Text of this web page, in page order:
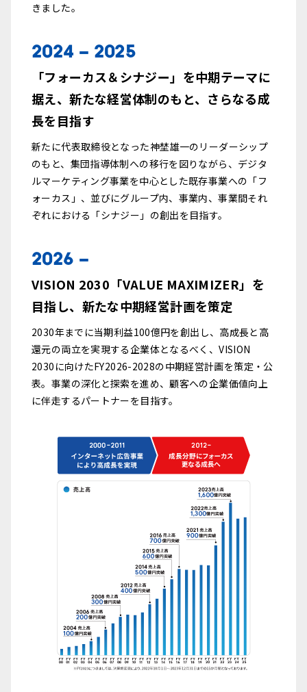
きました。
2024 - 2025
「フォーカス＆シナジー」を中期テーマに
据え、新たな経営体制のもと、さらなる成
長を目指す
新たに代表取締役となった神埜雄一のリーダーシップ
のもと、集団指導体制への移行を図りながら、デジタ
ルマーケティング事業を中心とした既存事業への「フ
ォーカス」、並びにグループ内、事業内、事業間それ
ぞれにおける「シナジー」の創出を目指す。
2026 -
VISION 2030「VALUE MAXIMIZER」を
目指し、新たな中期経営計画を策定
2030年までに当期利益100億円を創出し、高成長と高
還元の両立を実現する企業体となるべく、VISION
2030に向けたFY2026-2028の中期経営計画を策定・公
表。事業の深化と探索を進め、顧客への企業価値向上
に伴走するパートナーを目指す。